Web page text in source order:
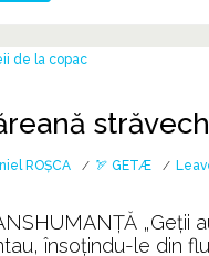
ROȘCA 🏹 GETÆ
însoțindu-le din